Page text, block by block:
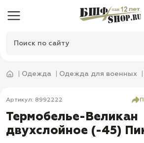
Одежда Одежда для военных
Артикул: 8992222
Термобелье-Великан
двухслойное (-45)